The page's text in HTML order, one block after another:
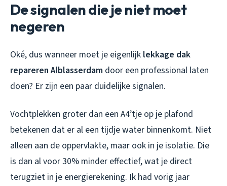
De signalen die je niet moet
negeren
Oké, dus wanneer moet je eigenlijk lekkage dak
repareren Alblasserdam door een professional laten
doen? Er zijn een paar duidelijke signalen.
Vochtplekken groter dan een A4’tje op je plafond
betekenen dat er al een tijdje water binnenkomt. Niet
alleen aan de oppervlakte, maar ook in je isolatie. Die
is dan al voor 30% minder effectief, wat je direct
terugziet in je energierekening. Ik had vorig jaar